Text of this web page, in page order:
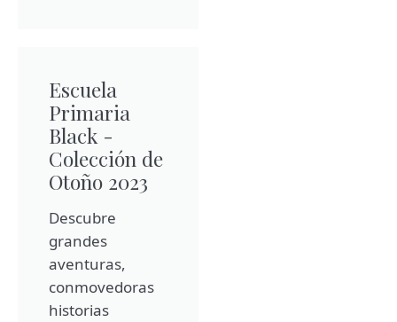
Escuela
Primaria
Black -
Colección de
Otoño 2023
Descubre
grandes
aventuras,
conmovedoras
historias